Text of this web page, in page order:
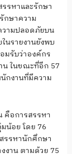
รหาและรักษา
กษาความ
ามปลอดภัยบน
นรายงานยังพบ
มรับว่าองค์กร
น ในขณะที่อีก 57
กงานที่มีความ
คือการสรรหา
น้อย โดย 76
รรหานักศึกษา
งาน ตามด้วย 75